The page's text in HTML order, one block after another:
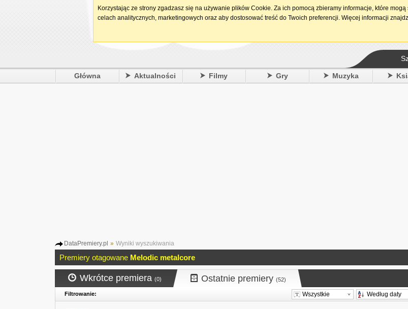
15. urodziny
Główna Aktualności Filmy Gry Muzyka
DataPremiery.pl » Wyniki wyszukiwania
Premiery otagowane Melodic metalcore
Wkrótce premiera (0) Ostatnie premiery (52)
Filtrowanie: Wszystkie Według daty
Korzystając ze strony zgadzasz się na używanie plików Cookie. Za ich pomocą zbieramy informacje, które
celach analitycznych, marketingowych oraz aby dostosować treść do Twoich preferencji. Więcej informacji